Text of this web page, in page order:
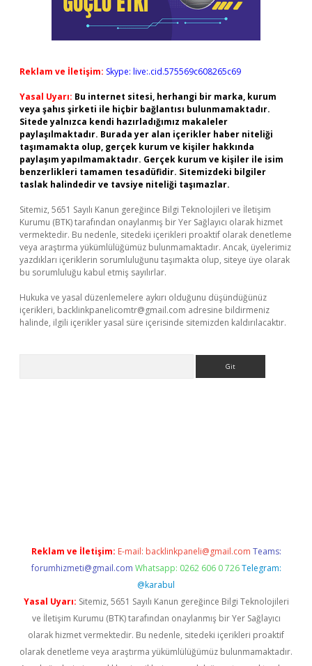
Reklam ve İletişim: Skype: live:.cid.575569c608265c69
Yasal Uyarı: Bu internet sitesi, herhangi bir marka, kurum
veya şahıs şirketi ile hiçbir bağlantısı bulunmamaktadır.
Sitede yalnızca kendi hazırladığımız makaleler
paylaşılmaktadır. Burada yer alan içerikler haber niteliği
taşımamakta olup, gerçek kurum ve kişiler hakkında
paylaşım yapılmamaktadır. Gerçek kurum ve kişiler ile isim
benzerlikleri tamamen tesadüfidir. Sitemizdeki bilgiler
taslak halindedir ve tavsiye niteliği taşımazlar.
Sitemiz, 5651 Sayılı Kanun gereğince Bilgi Teknolojileri ve İletişim
Kurumu (BTK) tarafından onaylanmış bir Yer Sağlayıcı olarak hizmet
vermektedir. Bu nedenle, sitedeki içerikleri proaktif olarak denetleme
veya araştırma yükümlülüğümüz bulunmamaktadır. Ancak, üyelerimiz
yazdıkları içeriklerin sorumluluğunu taşımakta olup, siteye üye olarak
bu sorumluluğu kabul etmiş sayılırlar.
Hukuka ve yasal düzenlemelere aykırı olduğunu düşündüğünüz
içerikleri, backlinkpanelicomtr@gmail.com adresine bildirmeniz
halinde, ilgili içerikler yasal süre içerisinde sitemizden kaldırılacaktır.
Reklam ve İletişim: E-mail: backlinkpaneli@gmail.com Teams:
forumhizmeti@gmail.com Whatsapp: 0262 606 0 726 Telegram:
@karabul
Yasal Uyarı: Sitemiz, 5651 Sayılı Kanun gereğince Bilgi Teknolojileri
ve İletişim Kurumu (BTK) tarafından onaylanmış bir Yer Sağlayıcı
olarak hizmet vermektedir. Bu nedenle, sitedeki içerikleri proaktif
olarak denetleme veya araştırma yükümlülüğümüz bulunmamaktadır.